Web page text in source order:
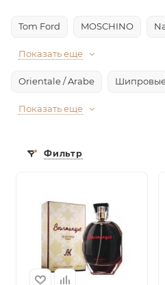
Tom Ford MOSCHINO
Показать еще
Orientale / Arabe
Показать еще
Фильтр